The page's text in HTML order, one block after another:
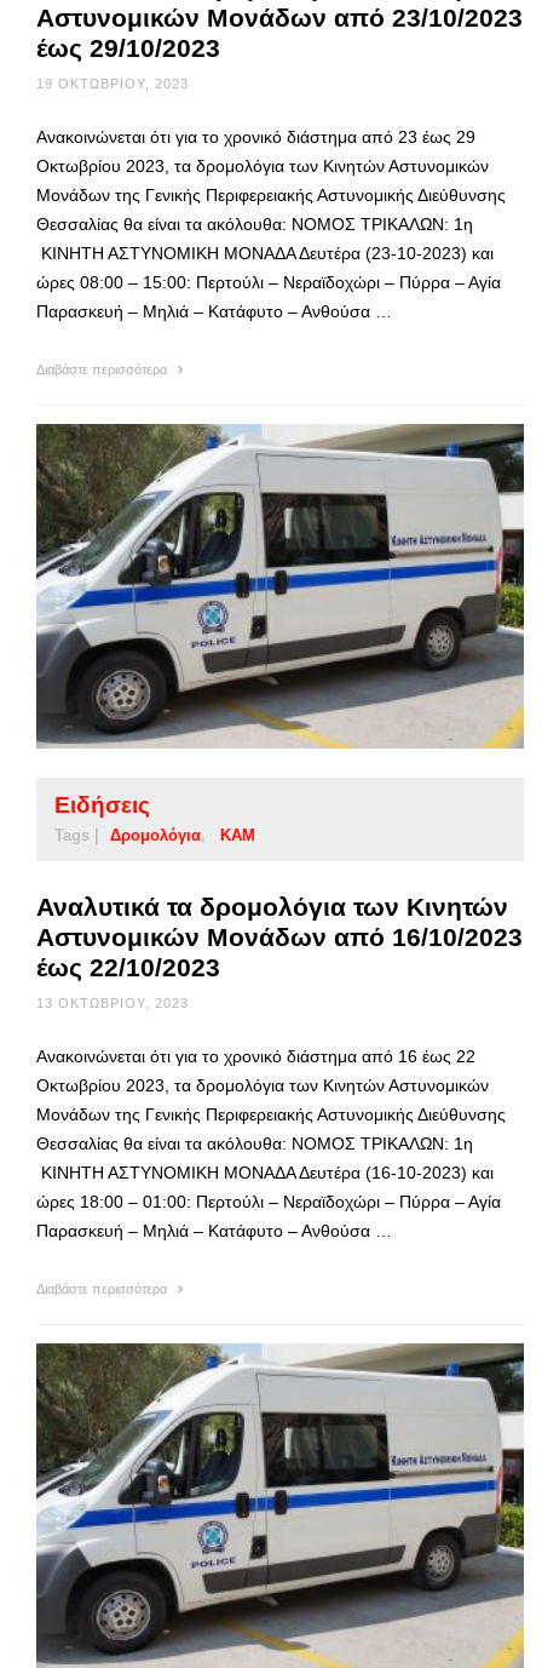
Αστυνομικών Μονάδων από 23/10/2023
έως 29/10/2023
19 ΟΚΤΩΒΡΊΟΥ, 2023
Ανακοινώνεται ότι για το χρονικό διάστημα από 23 έως 29
Οκτωβρίου 2023, τα δρομολόγια των Κινητών Αστυνομικών
Μονάδων της Γενικής Περιφερειακής Αστυνομικής Διεύθυνσης
Θεσσαλίας θα είναι τα ακόλουθα: ΝΟΜΟΣ ΤΡΙΚΑΛΩΝ: 1η
ΚΙΝΗΤΗ ΑΣΤΥΝΟΜΙΚΗ ΜΟΝΑΔΑ Δευτέρα (23-10-2023) και
ώρες 08:00 – 15:00: Περτούλι – Νεραϊδοχώρι – Πύρρα – Αγία
Παρασκευή – Μηλιά – Κατάφυτο – Ανθούσα …
Διαβάστε περισσότερα
Ειδήσεις
Tags | Δρομολόγια ΚΑΜ
Αναλυτικά τα δρομολόγια των Κινητών
Αστυνομικών Μονάδων από 16/10/2023
έως 22/10/2023
13 ΟΚΤΩΒΡΊΟΥ, 2023
Ανακοινώνεται ότι για το χρονικό διάστημα από 16 έως 22
Οκτωβρίου 2023, τα δρομολόγια των Κινητών Αστυνομικών
Μονάδων της Γενικής Περιφερειακής Αστυνομικής Διεύθυνσης
Θεσσαλίας θα είναι τα ακόλουθα: ΝΟΜΟΣ ΤΡΙΚΑΛΩΝ: 1η
ΚΙΝΗΤΗ ΑΣΤΥΝΟΜΙΚΗ ΜΟΝΑΔΑ Δευτέρα (16-10-2023) και
ώρες 18:00 – 01:00: Περτούλι – Νεραϊδοχώρι – Πύρρα – Αγία
Παρασκευή – Μηλιά – Κατάφυτο – Ανθούσα …
Διαβάστε περισσότερα